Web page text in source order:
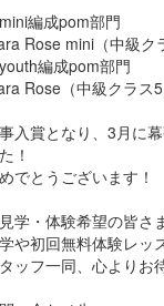
編成pom部門
Rose mini（中級
編成pom部門
Rose（中級クラ
入賞となり、3月に
！
でとうございます！
学・体験希望の皆さ
や初回無料体験レッ
ッフ一同、心よりお